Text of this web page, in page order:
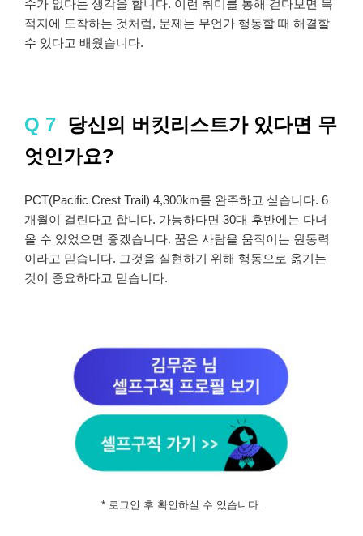
수가 없다는 생각을 합니다. 이런 취미를 통해 걷다보면 목
적지에 도착하는 것처럼, 문제는 무언가 행동할 때 해결할
수 있다고 배웠습니다.
Q 7 당신의 버킷리스트가 있다면 무
엇인가요?
PCT(Pacific Crest Trail) 4,300km를 완주하고 싶습니다. 6
개월이 걸린다고 합니다. 가능하다면 30대 후반에는 다녀
올 수 있었으면 좋겠습니다. 꿈은 사람을 움직이는 원동력
이라고 믿습니다. 그것을 실현하기 위해 행동으로 옮기는
것이 중요하다고 믿습니다.
* 로그인 후 확인하실 수 있습니다.